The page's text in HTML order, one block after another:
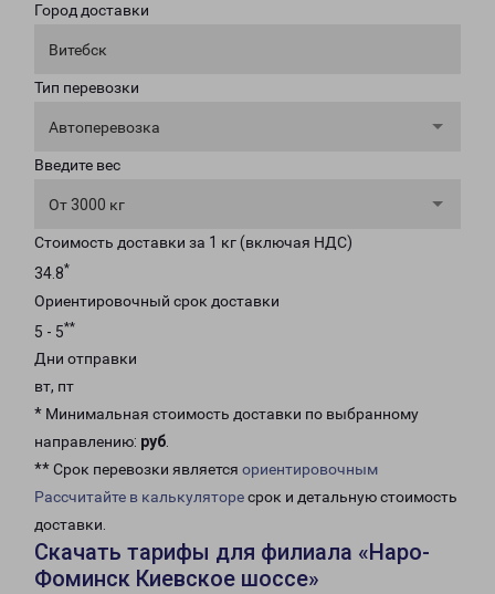
Город доставки
Витебск
Тип перевозки
Автоперевозка
Введите вес
От 3000 кг
Стоимость доставки за 1 кг (включая НДС)
34.8*
Ориентировочный срок доставки
5 - 5**
Дни отправки
вт, пт
* Минимальная стоимость доставки по выбранному
направлению: руб.
** Срок перевозки является ориентировочным
Рассчитайте в калькуляторесрок и детальную стоимость
доставки.
Скачать тарифы для филиала «Наро-
Фоминск Киевское шоссе»